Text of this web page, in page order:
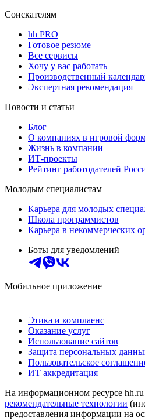
Соискателям
hh PRO
Готовое резюме
Все сервисы
Хочу у вас работать
Производственный
Экспертная рекомендация
Новости и статьи
Блог
О компаниях в игровой
Жизнь в компании
ИТ-проекты
Рейтинг работодателей
Молодым специалистам
Карьера для молодых
Школа программистов
Карьера в некоммерческих
Боты для уведомлений
Мобильное приложение
Этика и комплаенс
Оказание услуг
Использование сайтов
Защита персональных
Пользовательское
ИТ аккредитация
На информационном ресурсе hh.ru
рекомендательные технологии
предоставления информации на